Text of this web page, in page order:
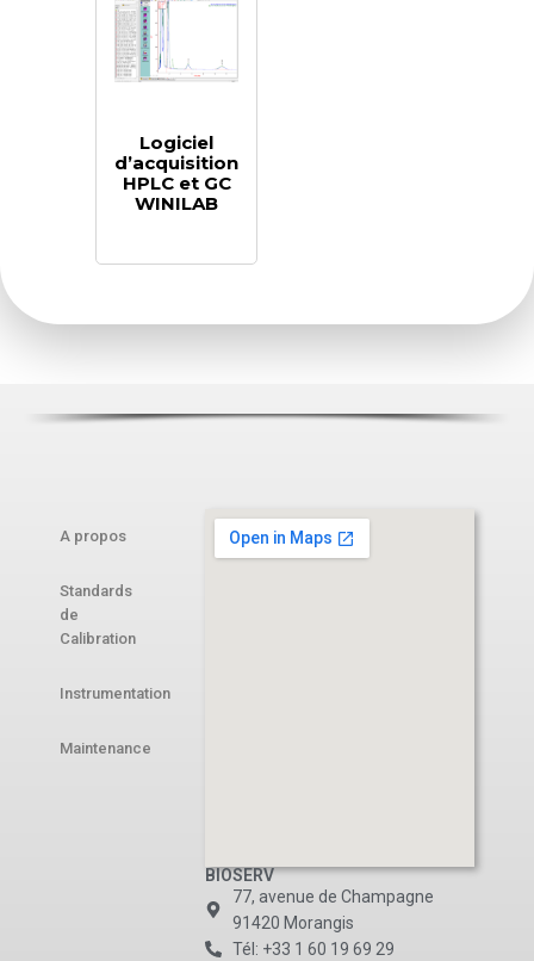
Logiciel
d’acquisition
HPLC et GC
WINILAB
A propos
Standards
de
Calibration
Instrumentation
Maintenance
BIOSERV
77, avenue de Champagne
91420 Morangis
Tél: +33 1 60 19 69 29